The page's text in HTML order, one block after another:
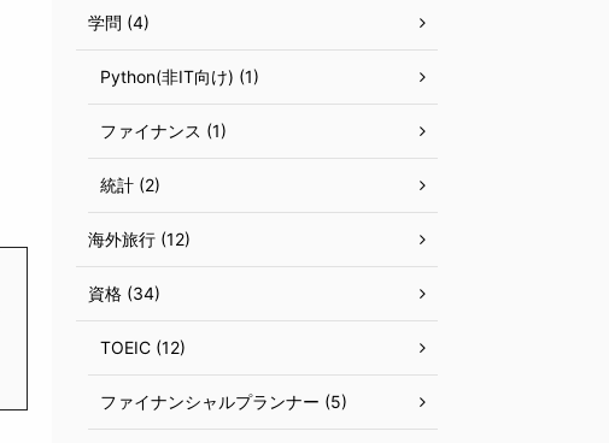
学問 (4)
Python(非IT向け) (1)
ファイナンス (1)
統計 (2)
海外旅行 (12)
資格 (34)
TOEIC (12)
ファイナンシャルプランナー (5)